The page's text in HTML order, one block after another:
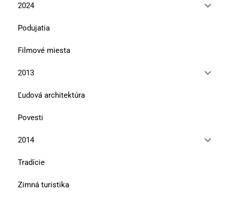
2024
Podujatia
Filmové miesta
2013
Ľudová architektúra
Povesti
2014
Tradície
Zimná turistika